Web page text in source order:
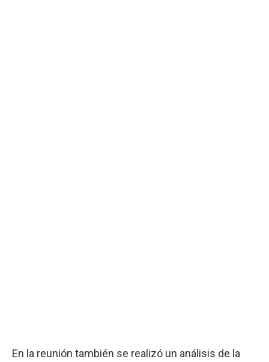
En la reunión también se realizó un análisis de la